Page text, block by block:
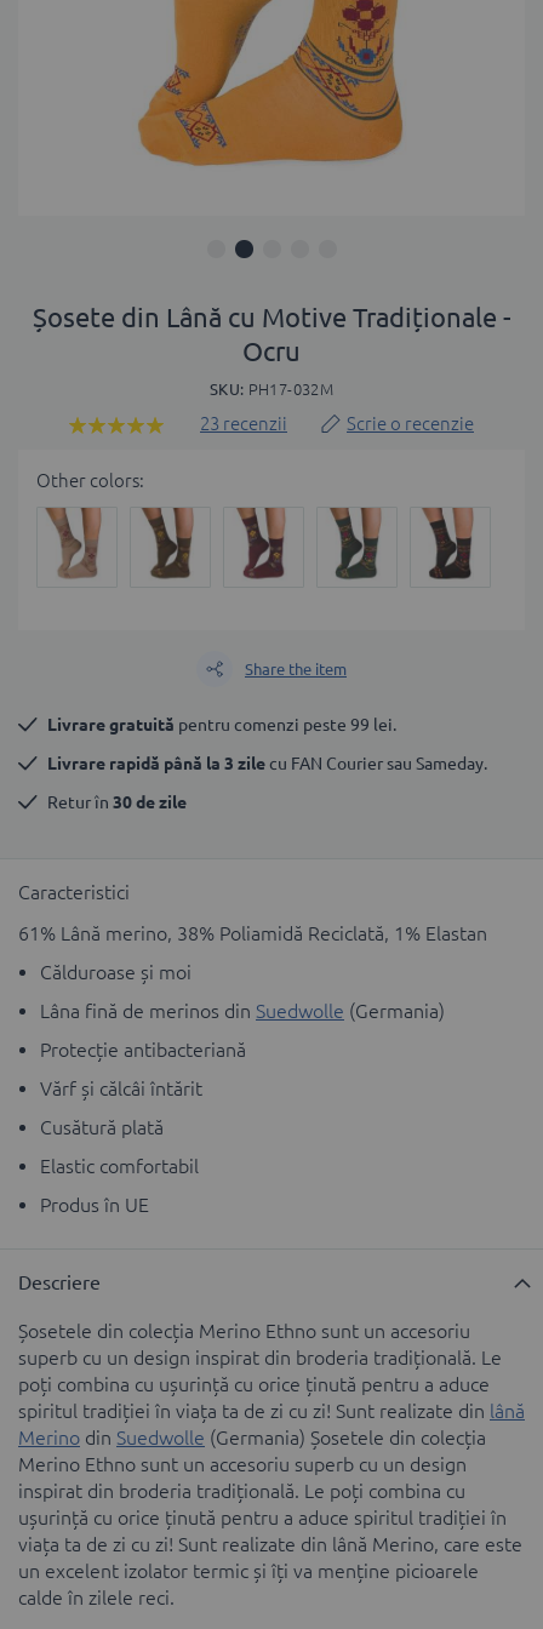
the
Șosete din Lână cu Motive Tradiționale -
Ocru
SKU PH17-032M
Rating:
23 recenzii Scrie o recenzie
Other colors:
Share the item
Livrare gratuită pentru comenzi peste 99 lei.
Livrare rapidă până la 3 zile cu FAN Courier sau Sameday.
Retur în 30 de zile
Caracteristici
61% Lână merino, 38% Poliamidă Reciclată, 1% Elastan
Călduroase și moi
Lâna fină de merinos din Suedwolle (Germania)
Protecție antibacteriană
Vărf și călcâi întărit
Cusătură plată
Еlastic comfortabil
Produs în UE
Descriere
Șosetele din colecția Merino Ethno sunt un accesoriu
superb cu un design inspirat din broderia tradițională. Le
poți combina cu ușurință cu orice ținută pentru a aduce
spiritul tradiției în viața ta de zi cu zi! Sunt realizate din lână
Merino din Suedwolle (Germania) Șosetele din colecția
Merino Ethno sunt un accesoriu superb cu un design
inspirat din broderia tradițională. Le poți combina cu
ușurință cu orice ținută pentru a aduce spiritul tradiției în
viața ta de zi cu zi! Sunt realizate din lână Merino, care este
un excelent izolator termic și îți va menține picioarele
calde în zilele reci.